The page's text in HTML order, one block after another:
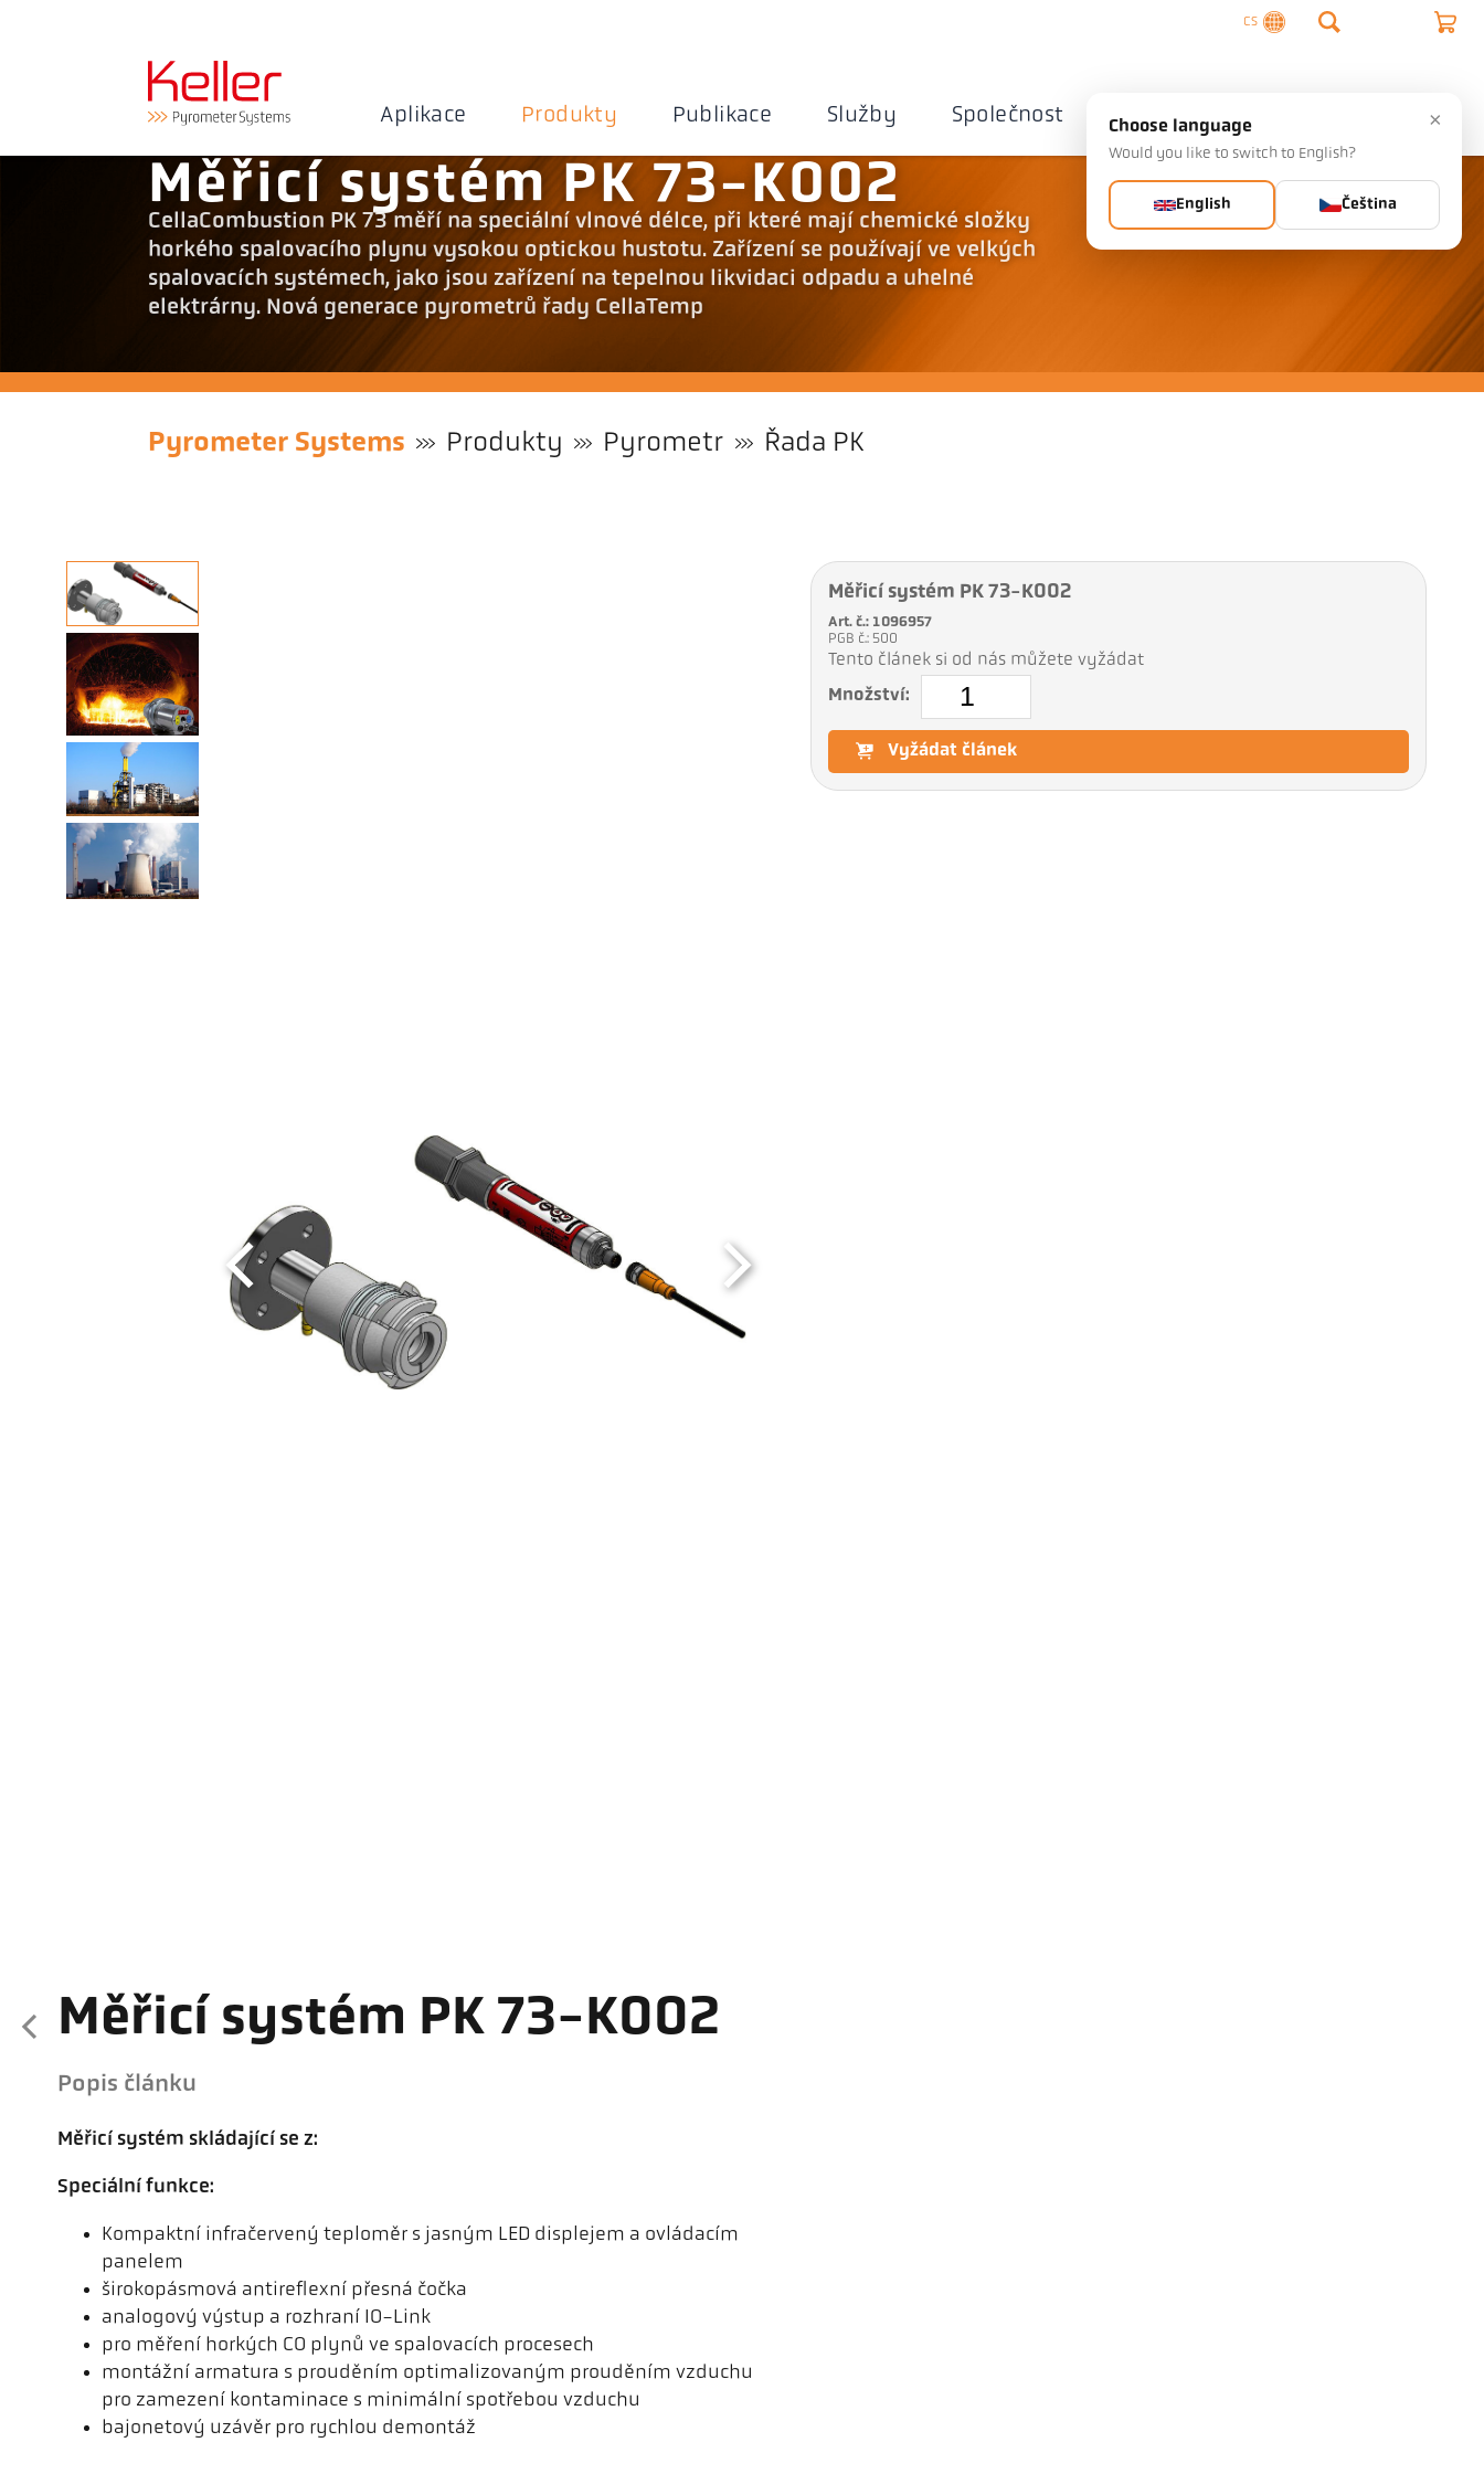
CS
Aplikace Produkty Publikace Služby Společnost Kontaktujte nás
Měřicí systém PK 73-K002
CellaCombustion PK 73 měří na speciální vlnové délce, při které mají chemické složky
horkého spalovacího plynu vysokou optickou hustotu. Zařízení se používají ve velkých
spalovacích systémech, jako jsou zařízení na tepelnou likvidaci odpadu a uhelné
elektrárny. Nová generace pyrometrů řady CellaTemp
Pyrometer Systems Produkty Pyrometr Řada PK
Měřicí systém PK 73-K002
Popis článku
Měřicí systém skládající se z:
Speciální funkce:
Kompaktní infračervený teploměr s jasným LED displejem a ovládacím
panelem
širokopásmová antireflexní přesná čočka
analogový výstup a rozhraní IO-Link
pro měření horkých CO plynů ve spalovacích procesech
montážní armatura s prouděním optimalizovaným prouděním vzduchu
pro zamezení kontaminace s minimální spotřebou vzduchu
bajonetový uzávěr pro rychlou demontáž
Měřicí systém PK 73-K002
Art. č.: 1096957
PGB č.: 500
Tento článek si od nás můžete vyžádat
Množství:
Vyžádat článek
×
Choose language
Would you like to switch to English?
English Čeština